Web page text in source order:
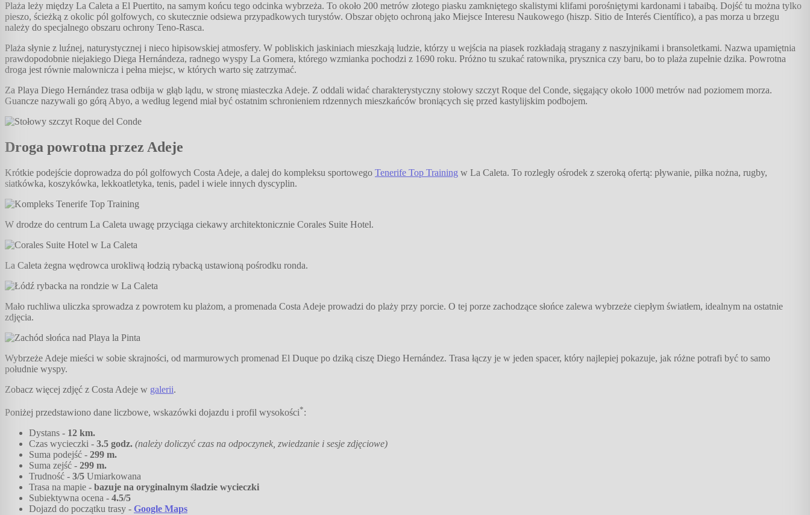
Plaża leży między La Caleta a El Puertito, na samym końcu tego odcinka wybrzeża. To około 200 metrów złotego piasku zamkniętego skalistymi klifami porośniętymi kardonami i tabaibą. Dojść tu można tylko
pieszo, ścieżką z okolic pól golfowych, co skutecznie odsiewa przypadkowych turystów. Obszar objęto ochroną jako Miejsce Interesu Naukowego (hiszp. Sitio de Interés Científico), a pas morza u brzegu
należy do specjalnego obszaru ochrony Teno-Rasca.
Plaża słynie z luźnej, naturystycznej i nieco hipisowskiej atmosfery. W pobliskich jaskiniach mieszkają ludzie, którzy u wejścia na piasek rozkładają stragany z naszyjnikami i bransoletkami. Nazwa upamiętnia
prawdopodobnie niejakiego Diega Hernándeza, radnego wyspy La Gomera, którego wzmianka pochodzi z 1690 roku. Próżno tu szukać ratownika, prysznica czy baru, bo to plaża zupełnie dzika. Powrotna
droga jest równie malownicza i pełna miejsc, w których warto się zatrzymać.
Za Playa Diego Hernández trasa odbija w głąb lądu, w stronę miasteczka Adeje. Z oddali widać charakterystyczny stołowy szczyt Roque del Conde, sięgający około 1000 metrów nad poziomem morza.
Guancze nazywali go górą Abyo, a według legend miał być ostatnim schronieniem rdzennych mieszkańców broniących się przed kastylijskim podbojem.
Droga powrotna przez Adeje
Krótkie podejście doprowadza do pól golfowych Costa Adeje, a dalej do kompleksu sportowego Tenerife Top Training w La Caleta. To rozległy ośrodek z szeroką ofertą: pływanie, piłka nożna, rugby,
siatkówka, koszykówka, lekkoatletyka, tenis, padel i wiele innych dyscyplin.
W drodze do centrum La Caleta uwagę przyciąga ciekawy architektonicznie Corales Suite Hotel.
La Caleta żegna wędrowca urokliwą łodzią rybacką ustawioną pośrodku ronda.
Mało ruchliwa uliczka sprowadza z powrotem ku plażom, a promenada Costa Adeje prowadzi do plaży przy porcie. O tej porze zachodzące słońce zalewa wybrzeże ciepłym światłem, idealnym na ostatnie
zdjęcia.
Wybrzeże Adeje mieści w sobie skrajności, od marmurowych promenad El Duque po dziką ciszę Diego Hernández. Trasa łączy je w jeden spacer, który najlepiej pokazuje, jak różne potrafi być to samo
południe wyspy.
Zobacz więcej zdjęć z Costa Adeje w galerii.
Poniżej przedstawiono dane liczbowe, wskazówki dojazdu i profil wysokości*:
Dystans - 12 km.
Czas wycieczki - 3.5 godz. (należy doliczyć czas na odpoczynek, zwiedzanie i sesje zdjęciowe)
Suma podejść - 299 m.
Suma zejść - 299 m.
Trudność - 3/5 Umiarkowana
Trasa na mapie - bazuje na oryginalnym śladzie wycieczki
Subiektywna ocena - 4.5/5
Dojazd do początku trasy - Google Maps